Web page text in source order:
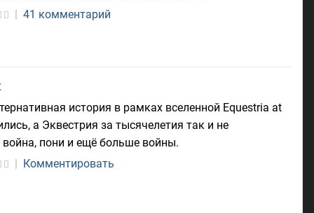
| 41 комментарий
история в рамках вселенной Equestria at
а Эквестрия за тысячелетия так и не
пони и ещё больше войны.
| Комментировать